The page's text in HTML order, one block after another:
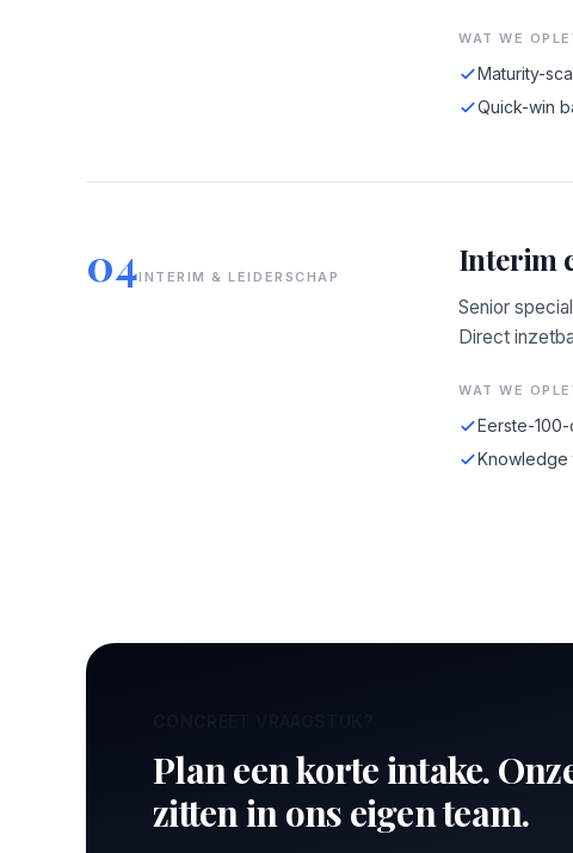
WAT WE
Maturity-
Quick-win
04INTERIM & LEIDERSCHAP Interim
Senior
Direct
WAT WE
Eerste-
Knowledge
Plan een korte intake.
zitten in ons eigen team.